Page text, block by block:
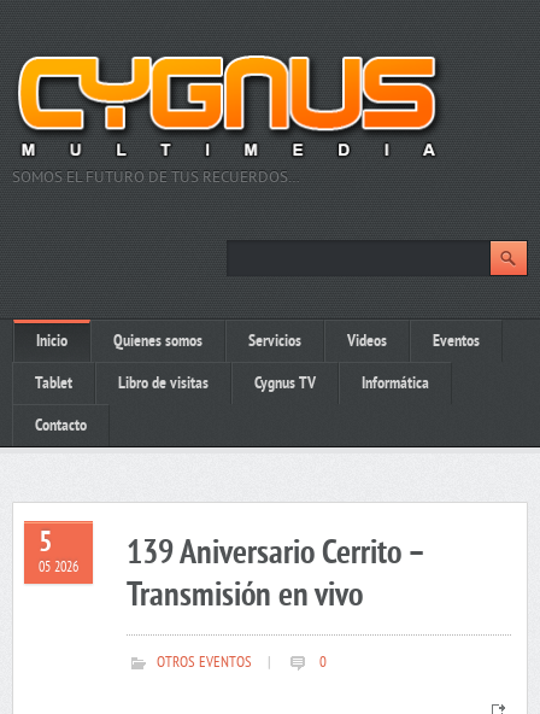
SOMOS EL FUTURO DE TUS RECUERDOS…
Inicio Quienes somos Servicios Videos Eventos
Tablet Libro de visitas Cygnus TV Informática
Contacto
5
05 2026
139 Aniversario Cerrito –
Transmisión en vivo
OTROS EVENTOS 0